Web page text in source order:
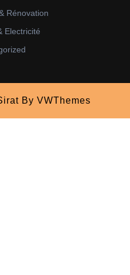
Rénovation
Electricité
By VWThemes